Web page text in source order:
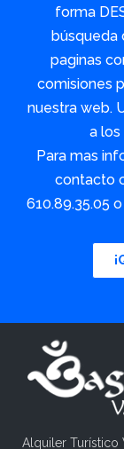
forma
búsqueda
paginas
comisiones
nuestra web.
a
Para mas
contacto
610.89.35.05
Alquiler Turístico